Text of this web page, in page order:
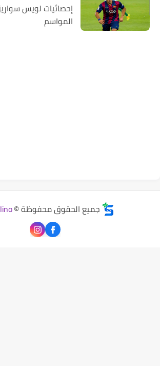
إحصائيات لويس
المواسم
جميع الحقوق محفوظة ©